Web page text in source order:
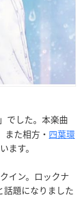
」でした。本楽曲
た相方・ 四葉環
ます。
イン。ロックナ
話題になりました